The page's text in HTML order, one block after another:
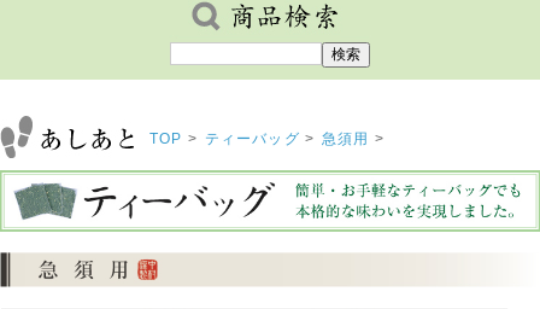
TOP > ティーバッグ > 急須用 >
『秋番茶水出しティーバッグ 8g×30包』 ポリサッカ
ライド 糖質対策 掛川茶産地問屋